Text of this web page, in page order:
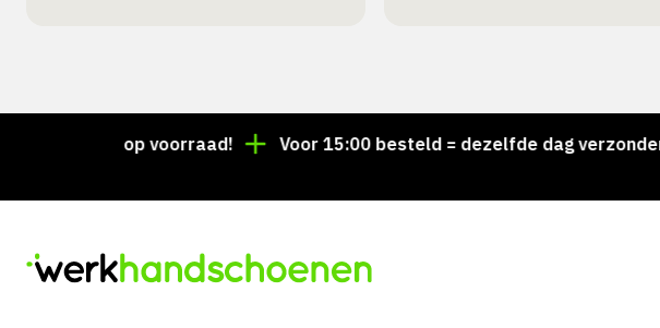
altijd op voorraad! Voor 15:00 besteld = dezelfde dag verzonden